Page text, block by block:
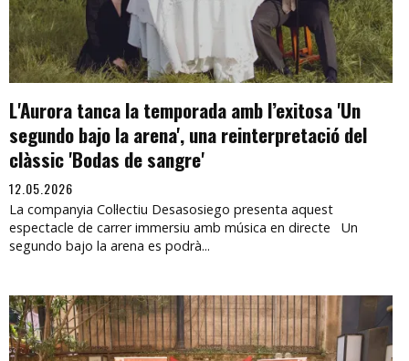
L'Aurora tanca la temporada amb l’exitosa 'Un
segundo bajo la arena', una reinterpretació del
clàssic 'Bodas de sangre'
12.05.2026
La companyia Col·lectiu Desasosiego presenta aquest
espectacle de carrer immersiu amb música en directe Un
segundo bajo la arena es podrà...